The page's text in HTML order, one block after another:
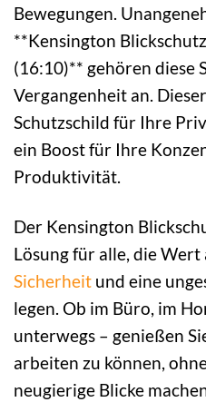
Bewegungen.
**Kensington
(16:10)** gehören diese
Vergangenheit an.
Schutzschild für Ihre
ein Boost für Ihre
Produktivität.
Der Kensington
Lösung für alle, die
Sicherheit und eine
legen. Ob im Büro, im
unterwegs – genießen
arbeiten zu können,
neugierige Blicke